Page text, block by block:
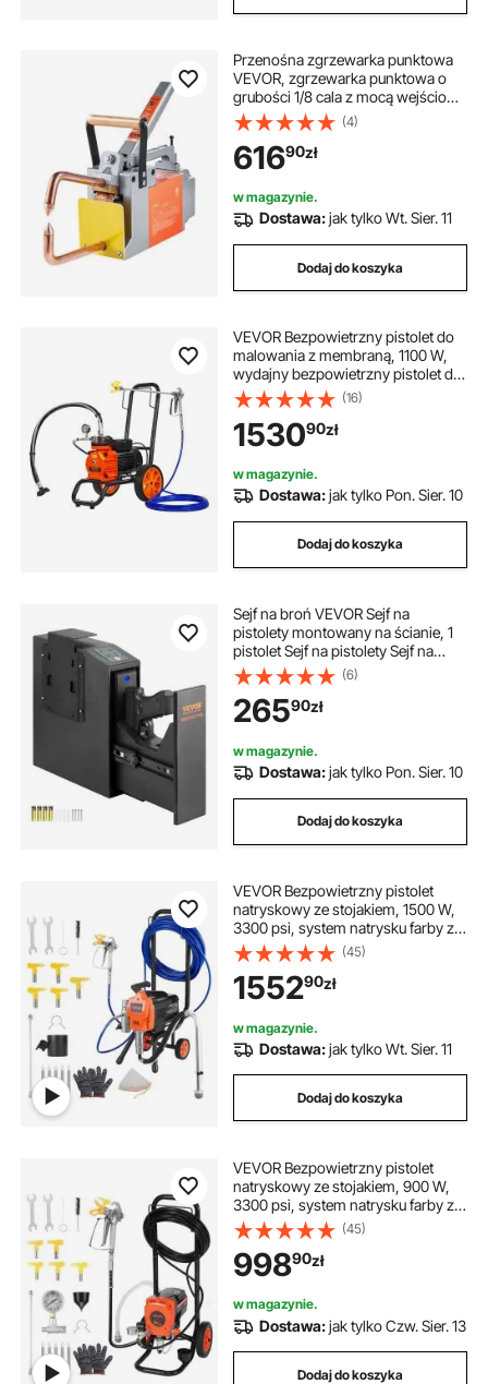
Przenośna zgrzewarka punktowa
VEVOR, zgrzewarka punktowa o
grubości 1/8 cala z mocą wejściową
1,5 kVA, pistolet z końcówką
spawalniczą, zgrzewarka
punktowa do blachy ze stali
węglowej, stali nierdzewnej i blachy
aluminiowej
(4)
61690zł
w magazynie.
Dostawa:jak tylko Wt. Sier. 11
Dodaj do koszyka
VEVOR Bezpowietrzny pistolet do
malowania z membraną, 1100 W,
wydajny bezpowietrzny pistolet do
malowania z wózkiem, 2000 psi,
bezpowietrzny pistolet do
malowania, z drążkiem
przedłużającym, system
bezpowietrznego natrysku farby
pod wysokim ciśnieniem 2 l/min
(16)
153090zł
w magazynie.
Dostawa:jak tylko Pon. Sier. 10
Dodaj do koszyka
Sejf na broń VEVOR Sejf na
pistolety montowany na ścianie, 1
pistolet Sejf na pistolety Sejf na
odcisk palca, klucz lub hasło Sejf na
broń ze stali walcowanej na zimno,
320 x 255 x 95 mm Sejf ścienny na
broń
(6)
26590zł
w magazynie.
Dostawa:jak tylko Pon. Sier. 10
Dodaj do koszyka
VEVOR Bezpowietrzny pistolet
natryskowy ze stojakiem, 1500 W,
3300 psi, system natrysku farby ze
szczotką czyszczącą, wężem,
drążkiem przedłużającym i
dyszami, pistolet natryskowy do
domów i budynków
(45)
155290zł
w magazynie.
Dostawa:jak tylko Wt. Sier. 11
Dodaj do koszyka
VEVOR Bezpowietrzny pistolet
natryskowy ze stojakiem, 900 W,
3300 psi, system natrysku farby ze
szczotką czyszczącą, wężem,
drążkiem przedłużającym i
dyszami, pistolet natryskowy do
domów i budynków
(45)
99890zł
w magazynie.
Dostawa:jak tylko Czw. Sier. 13
Dodaj do koszyka